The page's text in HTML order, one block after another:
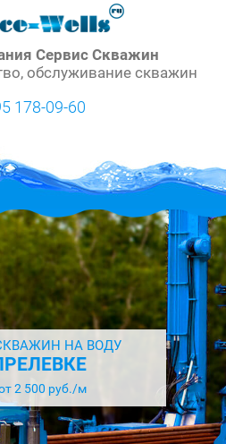
Сервис Скважин
обслуживание скважин
178-09-60
НА ВОДУ
2 500 руб./м